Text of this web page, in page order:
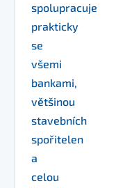
spolupracuje
prakticky
se
všemi
bankami,
většinou
stavebních
spořitelen
a
celou